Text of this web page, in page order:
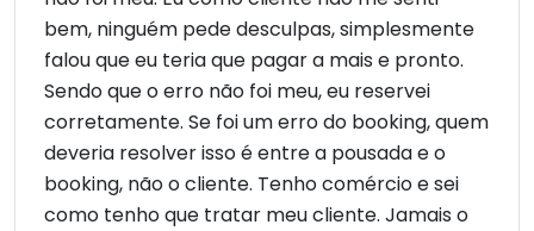
bem, ninguém pede desculpas, simplesmente
falou que eu teria que pagar a mais e pronto.
Sendo que o erro não foi meu, eu reservei
corretamente. Se foi um erro do booking, quem
deveria resolver isso é entre a pousada e o
booking, não o cliente. Tenho comércio e sei
como tenho que tratar meu cliente. Jamais o